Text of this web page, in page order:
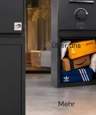
Über uns
Mehr